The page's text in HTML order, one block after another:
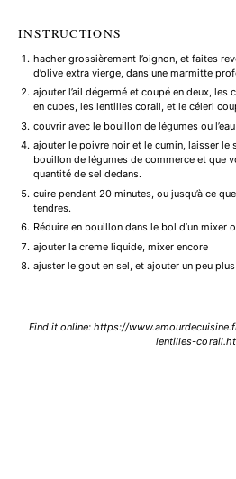
INSTRUCTIONS
hacher grossièrement l’oignon, et faites
d’olive extra vierge, dans une marmitte
ajouter l’ail dégermé et coupé en deux, les
en cubes, les lentilles corail, et le céleri
couvrir avec le bouillon de légumes ou
ajouter le poivre noir et le cumin, laisser le
bouillon de légumes de commerce et que
quantité de sel dedans.
cuire pendant 20 minutes, ou jusqu’à ce
tendres.
Réduire en bouillon dans le bol d’un mixer
ajouter la creme liquide, mixer encore
ajuster le gout en sel, et ajouter un peu plus
Find it online: https://
lentilles-